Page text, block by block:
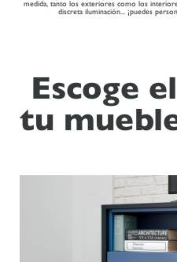
medida, tanto los exteriores como los
discreta iluminación... ¡puedes
Escoge
tu